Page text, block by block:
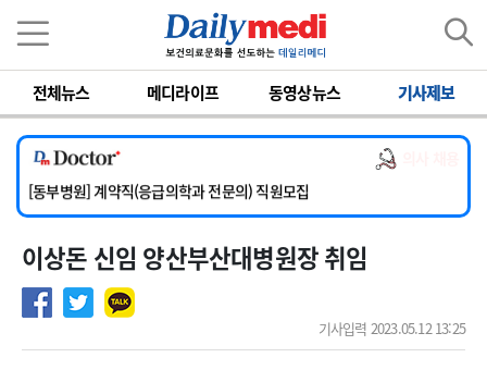
전체뉴스 메디라이프 동영상뉴스 기사제보
[서울아산병원] 2026년 하반기 인턴 모집
[영남대학교의료원] 마취통증의학과 임기제 임상의사 채용
[충남대학교병원] 소아청소년과(소아응급전담) 계약직 의사 공개채용
[동부병원] 계약직(응급의학과 전문의) 직원모집
[이대목동병원] 하반기 전공의(레지던트1년차) 모집
[서울아산병원] 2026년 하반기 인턴 모집
[영남대학교의료원] 마취통증의학과 임기제 임상의사 채용
이상돈 신임 양산부산대병원장 취임
기사입력 2023.05.12 13:25